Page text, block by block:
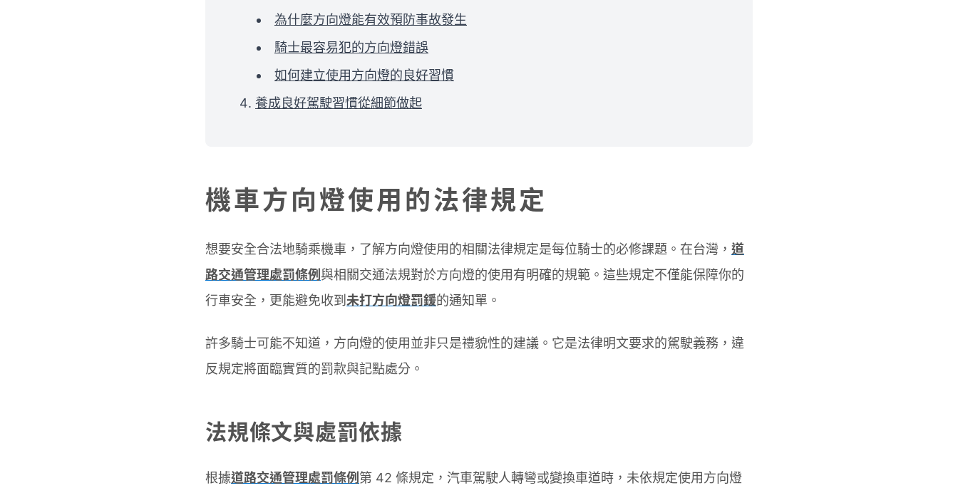
為什麼方向燈能有效預防事故發生
騎士最容易犯的方向燈錯誤
如何建立使用方向燈的良好習慣
養成良好駕駛習慣從細節做起
機車方向燈使用的法律規定
想要安全合法地騎乘機車，了解方向燈使用的相關法律規定是每位騎士的必修課題。在台灣， 道
路交通管理處罰條例與相關交通法規對於方向燈的使用有明確的規範。這些規定不僅能保障你的
行車安全，更能避免收到 未打方向燈罰鍰的通知單。
許多騎士可能不知道，方向燈的使用並非只是禮貌性的建議。它是法律明文要求的駕駛義務，違
反規定將面臨實質的罰款與記點處分。
法規條文與處罰依據
根據道路交通管理處罰條例 第 42 條規定，汽車駕駛人轉彎或變換車道時，未依規定使用方向燈